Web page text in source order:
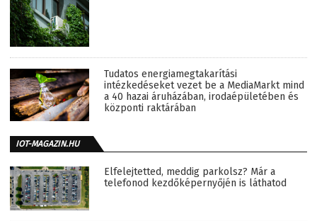
Tudatos energiamegtakarítási
intézkedéseket vezet be a MediaMarkt mind
a 40 hazai áruházában, irodaépületében és
központi raktárában
IOT-MAGAZIN.HU
Elfelejtetted, meddig parkolsz? Már a
telefonod kezdőképernyőjén is láthatod